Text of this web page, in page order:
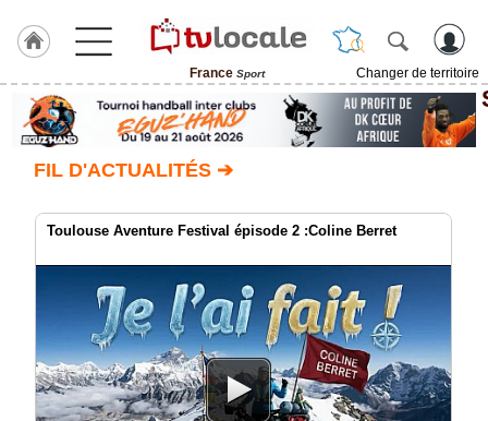
France Sport
Changer de territoire
J'adhère
Hulcoq
Agenda
Gazette
FIL D'ACTUALITÉS ➔
Toulouse Aventure Festival épisode 2 :Coline Berret